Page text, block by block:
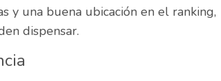
y una buena ubicación en el ranking,
dispensar.